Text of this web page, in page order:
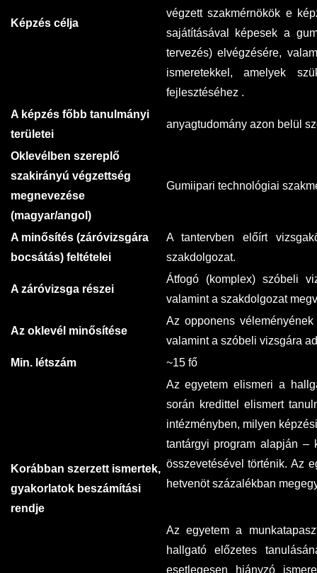
Képzés célja
végzett szakmérnökök e
sajátításával képesek a
tervezés) elvégzésére,
ismeretekkel, amelyek
fejlesztéséhez .
A képzés főbb tanulmányi
területei
anyagtudomány azon belül
Oklevélben szereplő
szakirányú végzettség
megnevezése
(magyar/angol)
Gumiipari technológiai
A minősítés (záróvizsgára
bocsátás) feltételei
A tantervben előírt
szakdolgozat.
A záróvizsga részei
Átfogó (komplex) szóbeli
valamint a szakdolgozat
Az oklevél minősítése
Az opponens
valamint a szóbeli vizsgára
Min. létszám
~15 fő
Korábban szerzett ismertek,
gyakorlatok beszámítási
rendje
Az egyetem elismeri a
során kredittel elismert
intézményben, milyen
tantárgyi program alapján –
összevetésével történik. Az
hetvenöt százalékban
Az egyetem a
hallgató előzetes
esetlegesen hiányzó